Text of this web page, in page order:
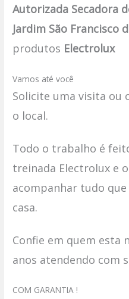
Autorizada Secadora
Jardim São Francisco
produtos Electrolux
Vamos até você
Solicite uma visita ou
o local.
Todo o trabalho é
treinada Electrolux e
acompanhar tudo
casa.
Confie em quem esta
anos atendendo com
COM GARANTIA !